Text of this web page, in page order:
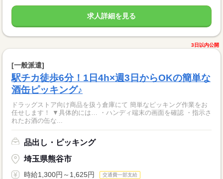
求人詳細を見る
3日以内公開
[一般派遣]
駅チカ徒歩6分！1日4h×週3日からOKの簡単な
酒缶ピッキング♪
ドラッグストア向け商品を扱う倉庫にて 簡単なピッキング作業をお
任せします！ ▼具体的には… ・ハンディ端末の画面を確認 ・指示さ
れたお酒の缶な...
品出し・ピッキング
埼玉県熊谷市
時給1,300円～1,625円 交通費一部支給